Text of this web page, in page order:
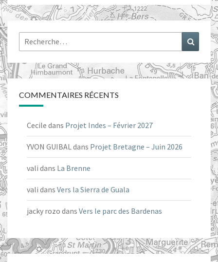
Rechercher :
COMMENTAIRES RÉCENTS
Cecile dans Projet Indes – Février 2027
YVON GUIBALdans Projet Bretagne – Juin 2026
vali dans La Brenne
vali dans Vers la Sierra de Guala
jacky rozo dans Vers le parc des Bardenas